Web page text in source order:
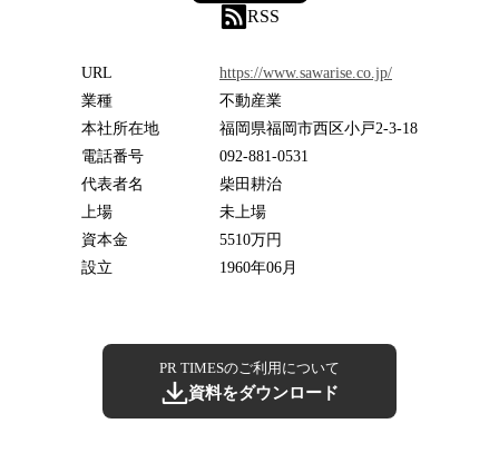
RSS
URL
https://www.sawarise.co.jp/
業種
不動産業
本社所在地
福岡県福岡市西区小戸2-3-18
電話番号
092-881-0531
代表者名
柴田耕治
上場
未上場
資本金
5510万円
設立
1960年06月
PR TIMESのご利用について
資料をダウンロード